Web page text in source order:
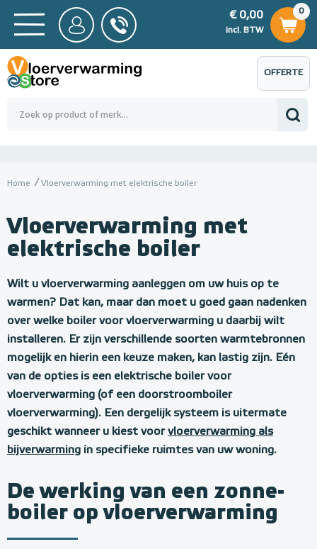
BTW
0,00
0
€ 0,00
incl. BTW
€ 0,00
OFFERTE
AANVRAGEN
Home Vloerverwarming met elektrische boiler
Vloerverwarming met
elektrische boiler
Wilt u vloerverwarming aanleggen om uw huis op te
warmen? Dat kan, maar dan moet u goed gaan nadenken
over welke boiler voor vloerverwarming u daarbij wilt
installeren. Er zijn verschillende soorten warmtebronnen
mogelijk en hierin een keuze maken, kan lastig zijn. Eén
van de opties is een elektrische boiler voor
vloerverwarming (of een doorstroomboiler
vloerverwarming). Een dergelijk systeem is uitermate
geschikt wanneer u kiest voorvloerverwarming als
bijverwarming in specifieke ruimtes van uw woning.
De werking van een zonne-
boiler op vloerverwarming